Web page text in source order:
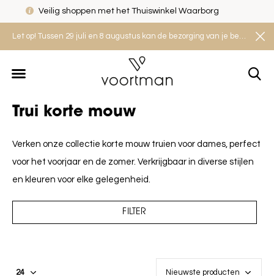
Let op! Tussen 29 juli en 8 augustus kan de bezorging van je bestelling iets langer duren. Houd rekening met een levertijd van 2 tot 4 werkdagen.
Veilig shoppen met het Thuiswinkel Waarborg
Trui korte mouw
Verken onze collectie korte mouw truien voor dames, perfect
voor het voorjaar en de zomer. Verkrijgbaar in diverse stijlen
en kleuren voor elke gelegenheid.
FILTER